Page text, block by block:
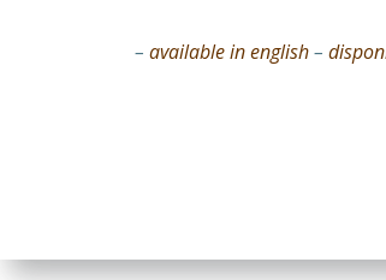
– available in english–